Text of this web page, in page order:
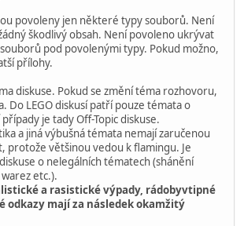
povoleny jen některé typy souborů. Není
škodlivý obsah. Není povoleno ukrývat
pod povolenými typy. Pokud možno,
přílohy.
diskuse. Pokud se změní téma rozhovoru,
Do LEGO diskusí patří pouze témata o
je tady Off-Topic diskuse.
a jiná výbušná témata nemají zaručenou
protože většinou vedou k flamingu. Je
o nelegálních tématech (shánění
etc.).
a rasistické výpady, rádobyvtipné
odkazy mají za následek okamžitý